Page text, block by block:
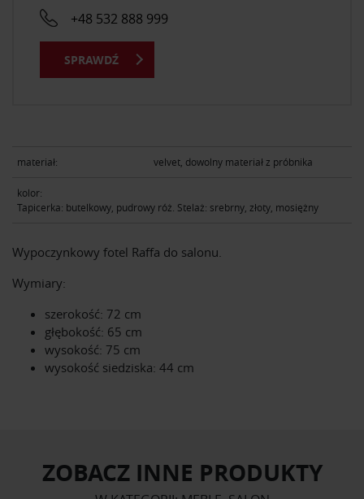
materiał: velvet, dowolny materiał z próbnika
kolor:
Tapicerka: butelkowy, pudrowy róż. Stelaż: srebrny, złoty, mosiężny
Wypoczynkowy fotel Raffa do salonu.
Wymiary:
szerokość: 72 cm
głębokość: 65 cm
wysokość: 75 cm
wysokość siedziska: 44 cm
+48 532 888 999
SPRAWDŹ
ZOBACZ INNE PRODUKTY